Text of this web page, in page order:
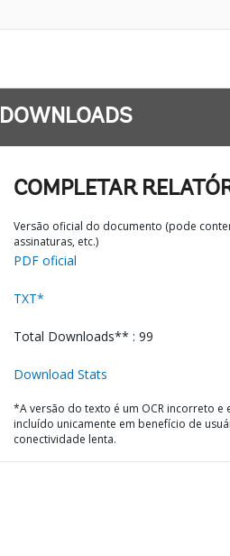
DOWNLOADS
COMPLETAR
Versão oficial do documento (pode
assinaturas, etc.)
PDF oficial
TXT*
Total Downloads** : 99
Download Stats
*A versão do texto é um OCR incorreto e
incluído unicamente em benefício de
conectividade lenta.